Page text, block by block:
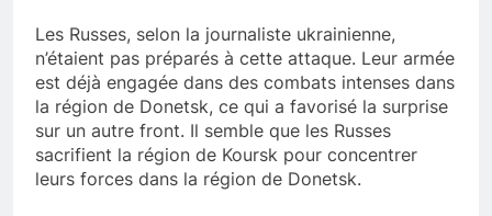
Les Russes, selon la journaliste ukrainienne,
n’étaient pas préparés à cette attaque. Leur armée
est déjà engagée dans des combats intenses dans
la région de Donetsk, ce qui a favorisé la surprise
sur un autre front. Il semble que les Russes
sacrifient la région de Koursk pour concentrer
leurs forces dans la région de Donetsk.